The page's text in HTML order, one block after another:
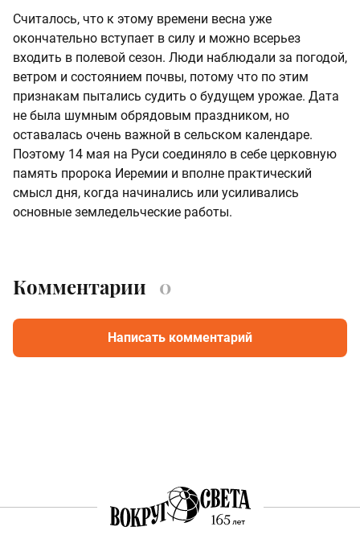
Считалось, что к этому времени весна уже
окончательно вступает в силу и можно всерьез
входить в полевой сезон. Люди наблюдали за погодой,
ветром и состоянием почвы, потому что по этим
признакам пытались судить о будущем урожае. Дата
не была шумным обрядовым праздником, но
оставалась очень важной в сельском календаре.
Поэтому 14 мая на Руси соединяло в себе церковную
память пророка Иеремии и вполне практический
смысл дня, когда начинались или усиливались
основные земледельческие работы.
Комментарии 0
Написать комментарий